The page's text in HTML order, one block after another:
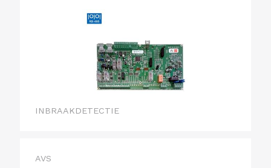
INBRAAKDETECTIE
AVS